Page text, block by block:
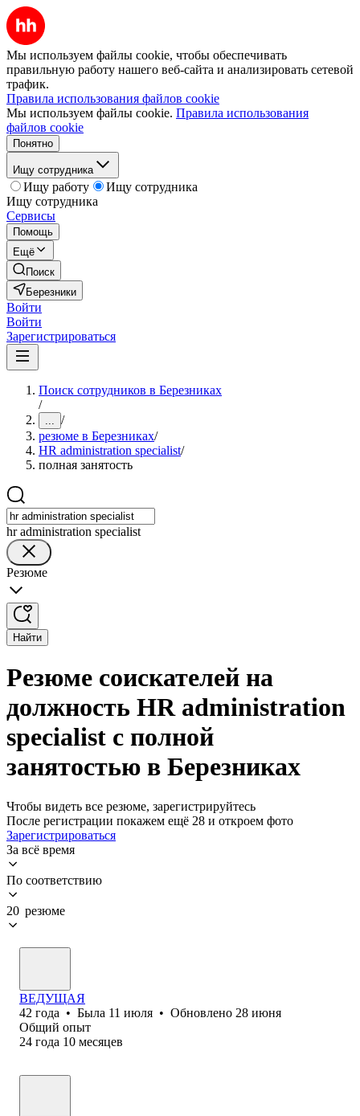
Мы используем файлы cookie, чтобы обеспечивать
правильную работу нашего веб-сайта и анализировать сетевой
трафик.
Правила использования файлов cookie
Мы используем файлы cookie. Правила использования
файлов cookie
Понятно
Ищу сотрудника
Ищу работу
Ищу сотрудника
Ищу сотрудника
Сервисы
Помощь
Ещё
Поиск
Березники
Войти
Войти
Зарегистрироваться
Поиск сотрудников в Березниках
/
... /
резюме в Березниках/
HR administration specialist/
полная занятость
hr administration specialist
Резюме
Найти
Резюме соискателей на
должность HR administration
specialist с полной
занятостью в Березниках
Чтобы видеть все резюме, зарегистрируйтесь
После регистрации покажем ещё 28 и откроем фото
Зарегистрироваться
За всё время
По соответствию
20 резюме
ВЕДУЩАЯ
42 года • Была 11 июля • Обновлено 28 июня
Общий опыт
24 года 10 месяцев